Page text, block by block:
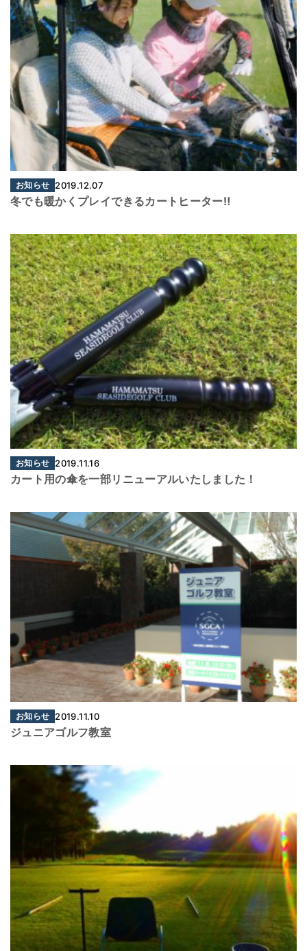
お知らせ 2019.12.07
冬でも暖かくプレイできるカートヒーター‼︎
お知らせ 2019.11.16
カート用の傘を一部リニューアルいたしました！
お知らせ 2019.11.10
ジュニアゴルフ教室